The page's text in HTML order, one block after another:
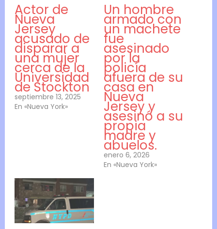
Actor de
Nueva
Jersey
acusado de
disparar a
una mujer
cerca de la
Universidad
de Stockton
septiembre 13, 2025
En «Nueva York»
Un hombre
armado con
un machete
fue
asesinado
por la
policía
afuera de su
casa en
Nueva
Jersey y
asesinó a su
propia
madre y
abuelos.
enero 6, 2026
En «Nueva York»